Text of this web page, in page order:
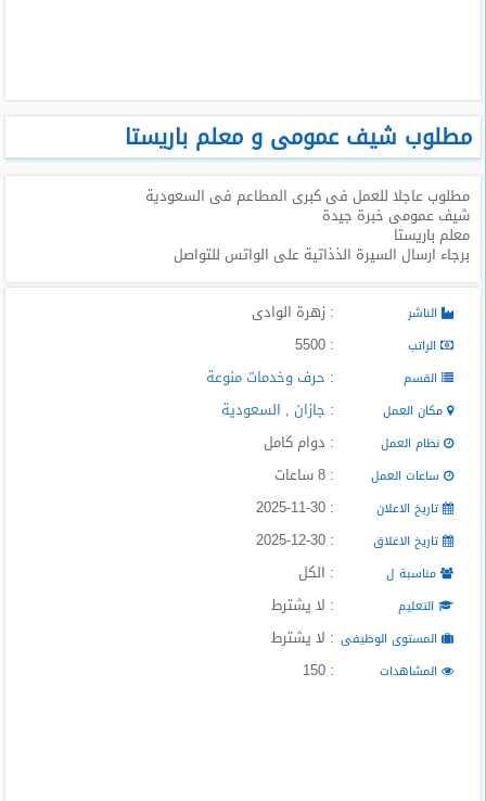
تصفح
الوظائف
وظائف
اليوم
وظائف
السعودية
اليوم
وظائف
مصر
اليوم
وظائف
حكومية
المدونة
مطلوب شيف عمومى و معلم باريستا
مطلوب عاجلا للعمل فى كبرى المطاعم فى السعودية
شيف عمومى خبرة جيدة
معلم باريستا
برجاء ارسال السيرة الذذاتية على الواتس للتواصل
الناشر : زهرة الوادى
الراتب : 5500
القسم : حرف وخدمات منوعة
مكان العمل : جازان , السعودية
نظام العمل : دوام كامل
ساعات العمل : 8 ساعات
تاريخ الاعلان : 2025-11-30
تاريخ الاغلاق : 2025-12-30
مناسبة ل : الكل
التعليم : لا يشترط
المستوى الوظيفى : لا يشترط
المشاهدات : 150